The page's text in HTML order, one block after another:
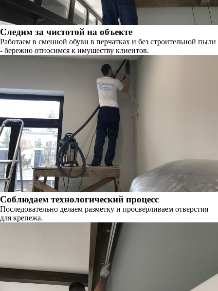
Следим за чистотой на объекте
Работаем в сменной обуви в перчатках и без строительной пыли
- бережно относимся к имуществу клиентов.
Соблюдаем технологический процесс
Последовательно делаем разметку и просверливаем отверстия
для крепежа.